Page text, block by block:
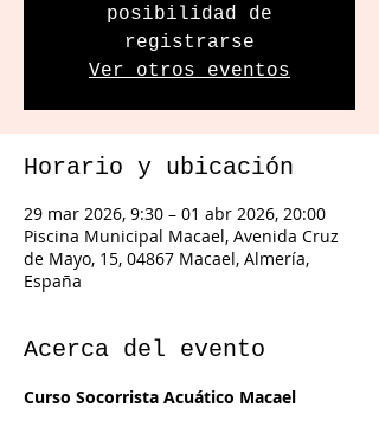
posibilidad de
registrarse
Ver otros eventos
Horario y ubicación
29 mar 2026, 9:30 – 01 abr 2026, 20:00
Piscina Municipal Macael, Avenida Cruz
de Mayo, 15, 04867 Macael, Almería,
España
Acerca del evento
Curso Socorrista Acuático Macael